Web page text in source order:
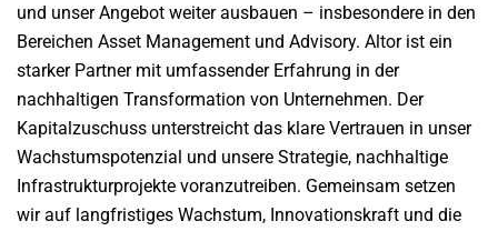
und unser Angebot weiter ausbauen – insbesondere in den
Bereichen Asset Management und Advisory. Altor ist ein
starker Partner mit umfassender Erfahrung in der
nachhaltigen Transformation von Unternehmen. Der
Kapitalzuschuss unterstreicht das klare Vertrauen in unser
Wachstumspotenzial und unsere Strategie, nachhaltige
Infrastrukturprojekte voranzutreiben. Gemeinsam setzen
wir auf langfristiges Wachstum, Innovationskraft und die